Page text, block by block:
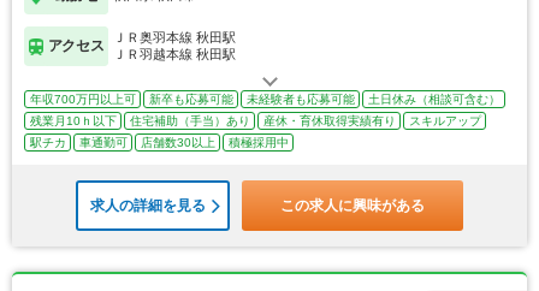
アクセス
ＪＲ奥羽本線 秋田駅
ＪＲ羽越本線 秋田駅
年収700万円以上可 新卒も応募可能 未経験者も応募可能
土日休み（相談可含む）
残業月10ｈ以下
住宅補助（手当）あり 産休・育休取得実績有り
スキルアップ
駅チカ
車通勤可 店舗数30以上 積極採用中
求人の詳細を見る この求人に興味がある